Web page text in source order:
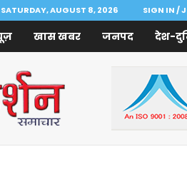
SATURDAY, AUGUST 8, 2026 SIGN IN /
खास खबर जनपद देश-